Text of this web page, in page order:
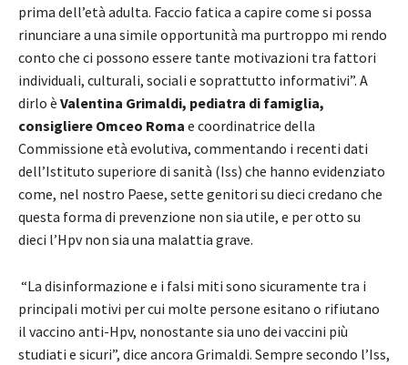
prima dell’età adulta. Faccio fatica a capire come si possa
rinunciare a una simile opportunità ma purtroppo mi rendo
conto che ci possono essere tante motivazioni tra fattori
individuali, culturali, sociali e soprattutto informativi”. A
dirlo è Valentina Grimaldi, pediatra di famiglia,
consigliere Omceo Roma e coordinatrice della
Commissione età evolutiva, commentando i recenti dati
dell’Istituto superiore di sanità (Iss) che hanno evidenziato
come, nel nostro Paese, sette genitori su dieci credano che
questa forma di prevenzione non sia utile, e per otto su
dieci l’Hpv non sia una malattia grave.
“La disinformazione e i falsi miti sono sicuramente tra i
principali motivi per cui molte persone esitano o rifiutano
il vaccino anti-Hpv, nonostante sia uno dei vaccini più
studiati e sicuri”, dice ancora Grimaldi. Sempre secondo l’Iss,